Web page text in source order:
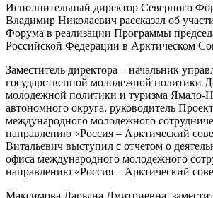
Исполнительный директор Северного
Владимир Николаевич рассказал об
Форума в реализации Программы
Российской Федерации в Арктическом
Заместитель директора – начальник
государственной молодежной политики
молодежной политики и туризма Ямало-
автономного округа, руководитель
международного молодежного
направлению «Россия – Арктический
Витальевич выступил с отчетом о
офиса международного молодежного
направлению «Россия – Арктический
Максимова Дарьяна Дмитриевна,